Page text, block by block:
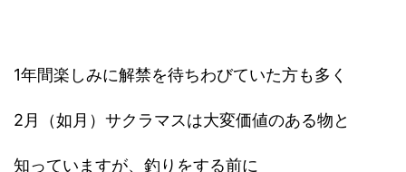
1年間楽しみに解禁を待ちわびていた方も多く
2月（如月）サクラマスは大変価値のある物と
知っていますが、釣りをする前に